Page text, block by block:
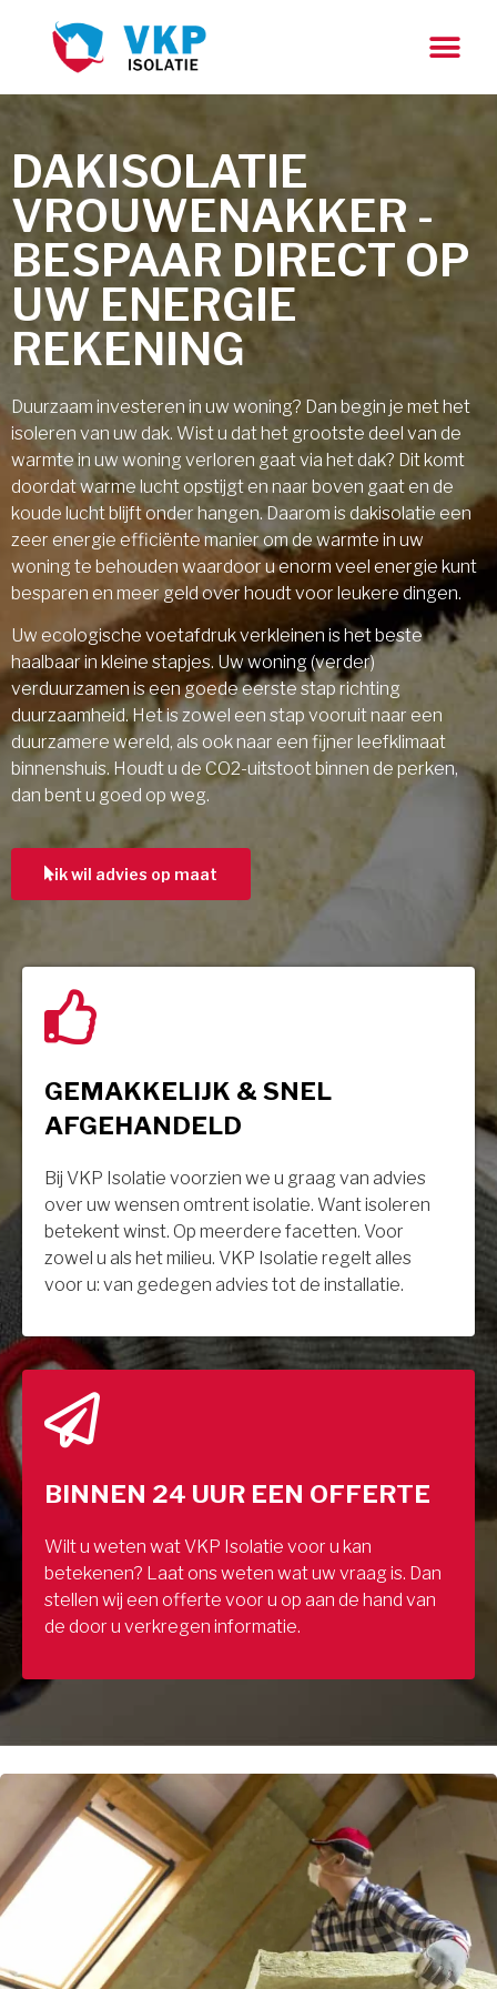
DAKISOLATIE
VROUWENAKKER -
BESPAAR DIRECT OP
UW ENERGIE
REKENING
Duurzaam investeren in uw woning? Dan begin je met het
isoleren van uw dak. Wist u dat het grootste deel van de
warmte in uw woning verloren gaat via het dak? Dit komt
doordat warme lucht opstijgt en naar boven gaat en de
koude lucht blijft onder hangen. Daarom is dakisolatie een
zeer energie efficiënte manier om de warmte in uw
woning te behouden waardoor u enorm veel energie kunt
besparen en meer geld over houdt voor leukere dingen.
Uw ecologische voetafdruk verkleinen is het beste
haalbaar in kleine stapjes. Uw woning (verder)
verduurzamen is een goede eerste stap richting
duurzaamheid. Het is zowel een stap vooruit naar een
duurzamere wereld, als ook naar een fijner leefklimaat
binnenshuis. Houdt u de CO2-uitstoot binnen de perken,
dan bent u goed op weg.
ik wil advies op maat
GEMAKKELIJK & SNEL
AFGEHANDELD
Bij VKP Isolatie voorzien we u graag van advies
over uw wensen omtrent isolatie. Want isoleren
betekent winst. Op meerdere facetten. Voor
zowel u als het milieu. VKP Isolatie regelt alles
voor u: van gedegen advies tot de installatie.
BINNEN 24 UUR EEN OFFERTE
Wilt u weten wat VKP Isolatie voor u kan
betekenen? Laat ons weten wat uw vraag is. Dan
stellen wij een offerte voor u op aan de hand van
de door u verkregen informatie.